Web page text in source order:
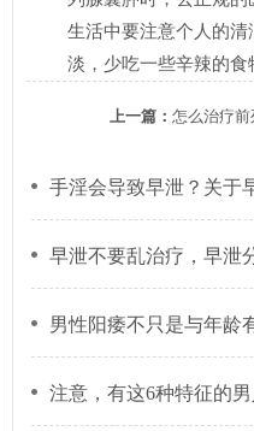
生活中要注意个人的
淡，少吃一些辛辣的食
上一篇： 怎么治疗
手淫会导致早泄？关于
早泄不要乱治疗，早泄
男性阳痿不只是与年龄
注意，有这6种特征的